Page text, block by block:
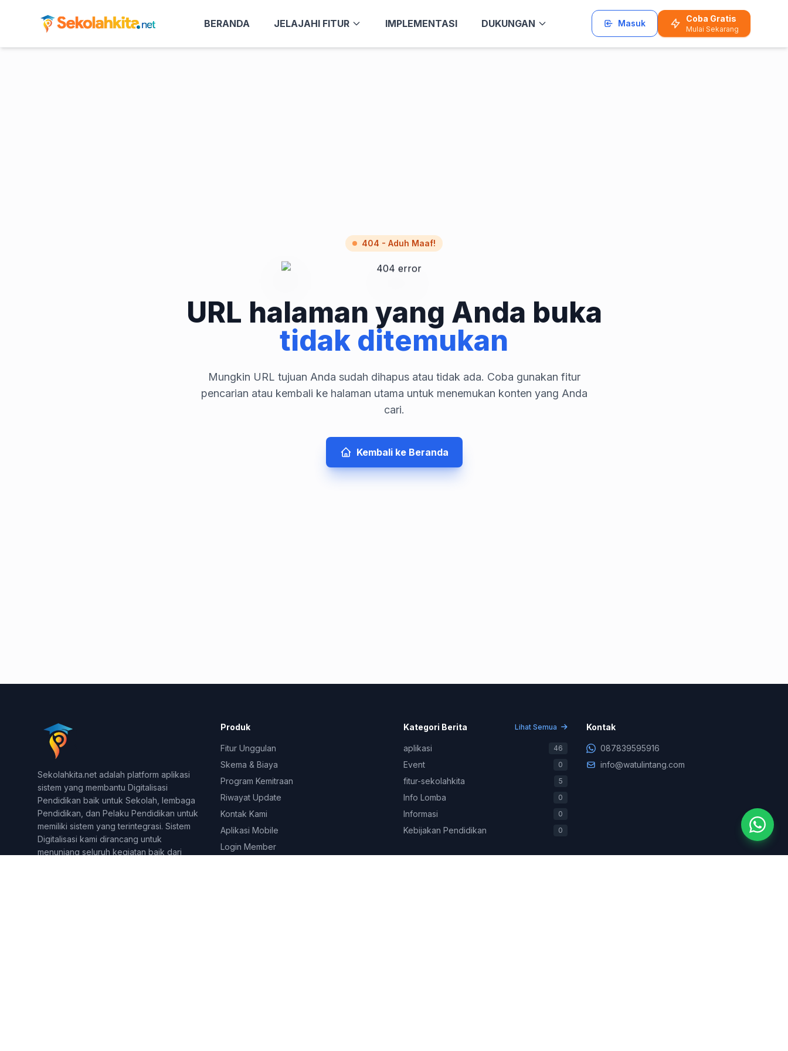
BERANDA JELAJAHI FITUR IMPLEMENTASI DUKUNGAN Masuk Coba Gratis
Mulai Sekarang
404 - Aduh Maaf!
URL halaman yang Anda buka
tidak ditemukan
Mungkin URL tujuan Anda sudah dihapus atau tidak ada. Coba gunakan fitur
pencarian atau kembali ke halaman utama untuk menemukan konten yang Anda
cari.
Kembali ke Beranda
Sekolahkita.net adalah platform aplikasi
sistem yang membantu Digitalisasi
Pendidikan baik untuk Sekolah, lembaga
Pendidikan, dan Pelaku Pendidikan untuk
memiliki sistem yang terintegrasi. Sistem
Digitalisasi kami dirancang untuk
menunjang seluruh kegiatan baik dari
Produk
Fitur Unggulan
Skema & Biaya
Program Kemitraan
Riwayat Update
Kontak Kami
Aplikasi Mobile
Login Member
Kategori Berita Lihat Semua
aplikasi 46
Event 0
fitur-sekolahkita 5
Info Lomba 0
Informasi 0
Kebijakan Pendidikan 0
Kontak
087839595916
info@watulintang.com
Support Teknis (WA Only)